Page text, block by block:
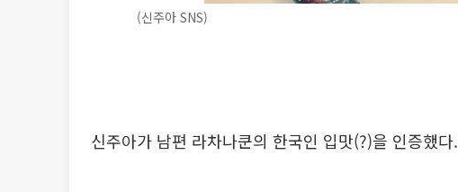
(신주아 SNS)
신주아가 남편 라차나쿤의 한국인 입맛(?)을 인증했다.